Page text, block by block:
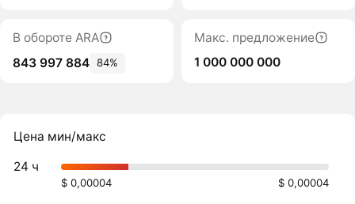
В обороте ARA
843 997 884 84%
Макс. предложение
1 000 000 000
Цена мин/макс
24 ч
$ 0,00004 $ 0,00004